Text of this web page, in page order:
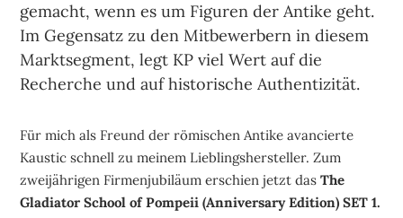
gemacht, wenn es um Figuren der Antike geht.
Im Gegensatz zu den Mitbewerbern in diesem
Marktsegment, legt KP viel Wert auf die
Recherche und auf historische Authentizität.
Für mich als Freund der römischen Antike avancierte
Kaustic schnell zu meinem Lieblingshersteller. Zum
zweijährigen Firmenjubiläum erschien jetzt das The
Gladiator School of Pompeii (Anniversary Edition) SET 1.